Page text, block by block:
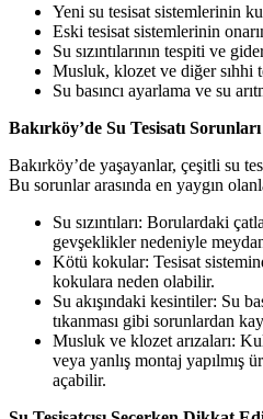
Yeni su tesisat sistemlerinin
Eski tesisat sistemlerinin
Su sızıntılarının tespiti ve
Musluk, klozet ve diğer sıhhi
Su basıncı ayarlama ve su
Bakırköy’de Su Tesisatı Sorunları
Bakırköy’de yaşayanlar, çeşitli su
Bu sorunlar arasında en yaygın
Su sızıntıları: Borulardaki
gevşeklikler nedeniyle
Kötü kokular: Tesisat
kokulara neden olabilir.
Su akışındaki kesintiler: Su
tıkanması gibi sorunlardan
Musluk ve klozet arızaları:
veya yanlış montaj yapılmış
açabilir.